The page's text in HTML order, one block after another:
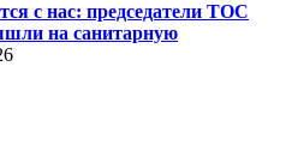
с нас: председатели ТОС
на санитарную